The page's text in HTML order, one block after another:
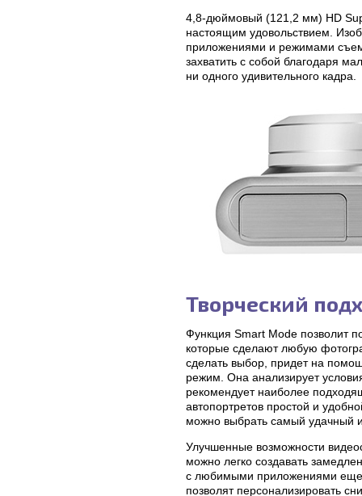
4,8-дюймовый (121,2 мм) HD
настоящим удовольствием.
приложениями и режимами
захватить с собой благодаря
ни одного удивительного кадра.
Творческий
Функция Smart Mode позволит
которые сделают любую
сделать выбор, придет на
режим. Она анализирует
рекомендует наиболее
автопортретов простой и
можно выбрать самый удачный
Улучшенные возможности
можно легко создавать
с любимыми приложениями еще
позволят персонализировать